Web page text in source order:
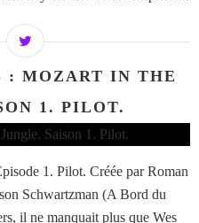
: MOZART IN THE
1. PILOT.
1. Pilot. Créée par Roman
Schwartzman (A Bord du
il ne manquait plus que Wes